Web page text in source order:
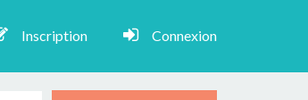
Inscription Connexion